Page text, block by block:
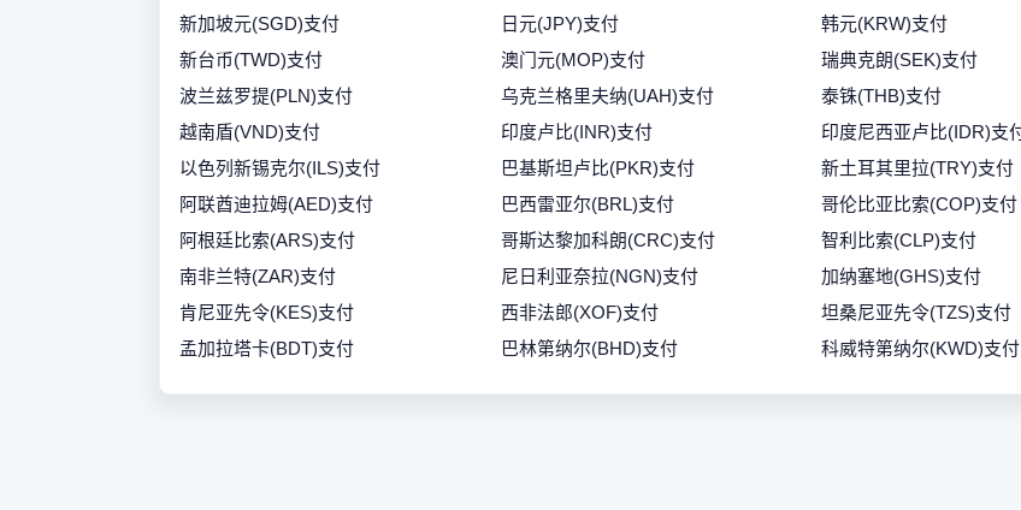
新加坡元(SGD)支付
日元(JPY)支付 韩元(KRW)支付
新台币(TWD)支付
澳门元(MOP)支付 瑞典克朗(SEK)支付
波兰兹罗提(PLN)支付
乌克兰格里夫纳(UAH)支付 泰铢(THB)支付
越南盾(VND)支付
印度卢比(INR)支付 印度尼西亚卢比(IDR)支
以色列新锡克尔(ILS)支付
巴基斯坦卢比(PKR)支付 新土耳其里拉(TRY)支付
阿联酋迪拉姆(AED)支付
巴西雷亚尔(BRL)支付 哥伦比亚比索(COP)支付
阿根廷比索(ARS)支付
哥斯达黎加科朗(CRC)支付 智利比索(CLP)支付
南非兰特(ZAR)支付
尼日利亚奈拉(NGN)支付 加纳塞地(GHS)支付
肯尼亚先令(KES)支付
西非法郎(XOF)支付 坦桑尼亚先令(TZS)支付
孟加拉塔卡(BDT)支付
巴林第纳尔(BHD)支付 科威特第纳尔(KWD)支付